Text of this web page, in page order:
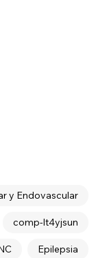
y Endovascular
comp-lt4yjsun
Epilepsia